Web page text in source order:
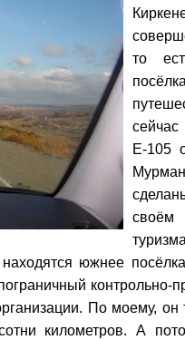
то
Е-105
южнее
контрольно-
По моему,
километров. А